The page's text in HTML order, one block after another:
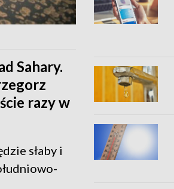
Sahary.
razy w
słaby i